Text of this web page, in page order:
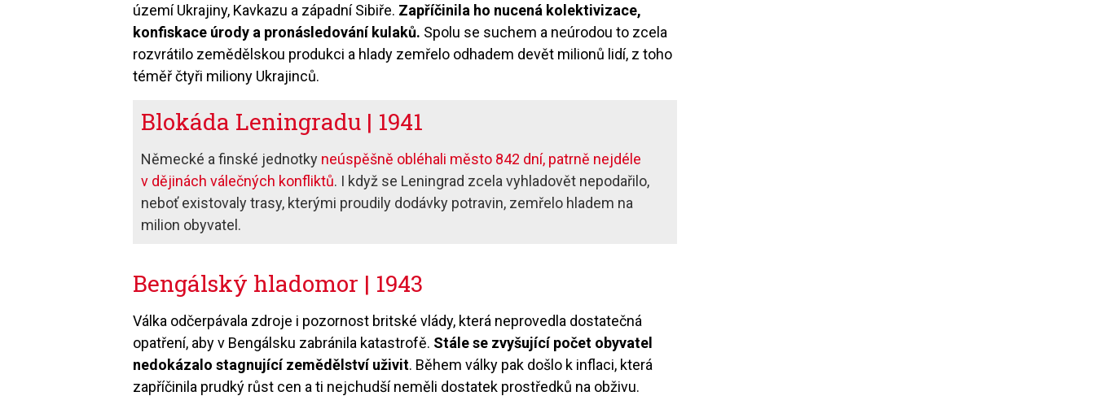
území Ukrajiny, Kavkazu a západní Sibiře. Zapříčinila ho nucená kolektivizace,
konfiskace úrody a pronásledování kulaků. Spolu se suchem a neúrodou to zcela
rozvrátilo zemědělskou produkci a hlady zemřelo odhadem devět milionů lidí, z toho
téměř čtyři miliony Ukrajinců.
Blokáda Leningradu | 1941
Německé a finské jednotky neúspěšně obléhali město 842 dní, patrně nejdéle
v dějinách válečných konfliktů. I když se Leningrad zcela vyhladovět nepodařilo,
neboť existovaly trasy, kterými proudily dodávky potravin, zemřelo hladem na
milion obyvatel.
Bengálský hladomor | 1943
Válka odčerpávala zdroje i pozornost britské vlády, která neprovedla dostatečná
opatření, aby v Bengálsku zabránila katastrofě. Stále se zvyšující počet obyvatel
nedokázalo stagnující zemědělství uživit. Během války pak došlo k inflaci, která
zapříčinila prudký růst cen a ti nejchudší neměli dostatek prostředků na obživu.